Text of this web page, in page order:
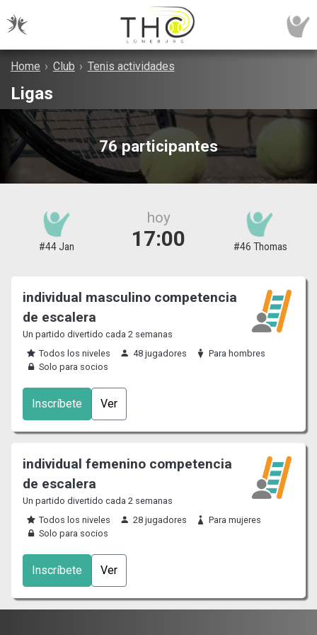
Home › Club › Tenis actividades
Ligas
76 participantes
#44 Jan
hoy
17:00 #46 Thomas
individual masculino competencia
de escalera
Un partido divertido cada 2 semanas
Todos los niveles
48 jugadores
Para hombres
Solo para socios
Inscríbete Ver
individual femenino competencia
de escalera
Un partido divertido cada 2 semanas
Todos los niveles
28 jugadores
Para mujeres
Solo para socios
Inscríbete Ver